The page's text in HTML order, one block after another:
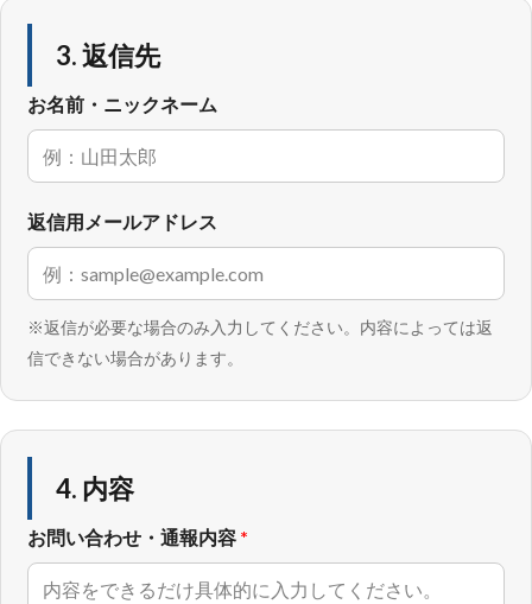
3. 返信先
お名前・ニックネーム
返信用メールアドレス
※返信が必要な場合のみ入力してください。内容によっては返
信できない場合があります。
4. 内容
お問い合わせ・通報内容 *